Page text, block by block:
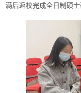
满后返校完成全日制硕士